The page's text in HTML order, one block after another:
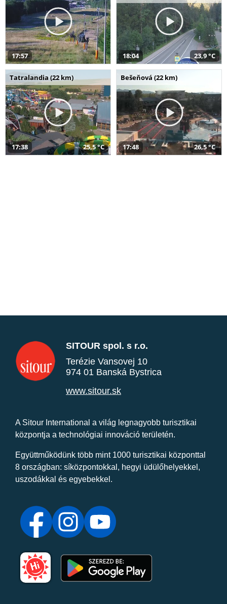
17:57 18:04 23,9 °C
Tatralandia (22 km)
17:38 25,5 °C
Bešeňová (22 km)
17:48 26,5 °C
SITOUR spol. s r.o.
Terézie Vansovej 10
974 01 Banská Bystrica
www.sitour.sk
A Sitour International a világ legnagyobb turisztikai
központja a technológiai innováció területén.
Együttműködünk több mint 1000 turisztikai központtal
8 országban: síközpontokkal, hegyi üdülőhelyekkel,
uszodákkal és egyebekkel.